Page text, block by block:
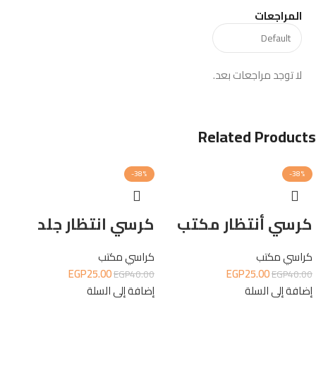
المراجعات
لا توجد مراجعات بعد.
Related Products
-38%
كرسي أنتظار مكتب
كراسي مكتب
EGP40.00
EGP25.00
إضافة إلى السلة
-38%
كرسي انتظار جلد
كراسي مكتب
EGP40.00
EGP25.00
إضافة إلى السلة